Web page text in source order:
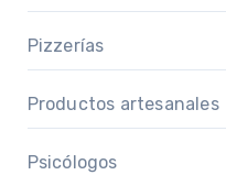
Pizzerías
Productos artesanales
Psicólogos